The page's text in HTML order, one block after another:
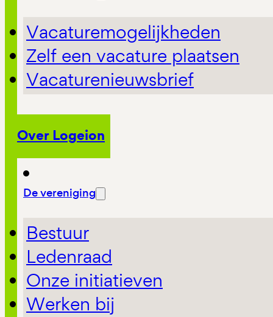
Vacaturemogelijkheden
Zelf een vacature plaatsen
Vacaturenieuwsbrief
Over Logeion
De vereniging
Bestuur
Ledenraad
Onze initiatieven
Werken bij